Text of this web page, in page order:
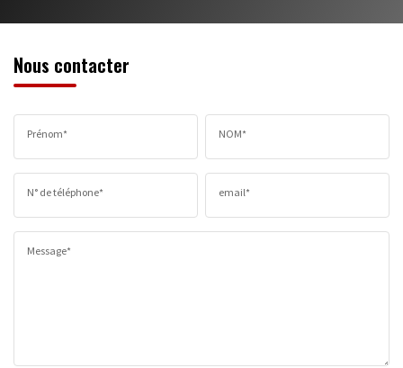
Nous contacter
Prénom* NOM*
N° de téléphone* email*
Message*